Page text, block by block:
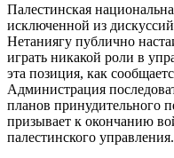
Палестинская
исключенной из
Нетаниягу публично
играть никакой роли в
эта позиция, как
Администрация
планов принудительного
призывает к окончанию
палестинского управления.